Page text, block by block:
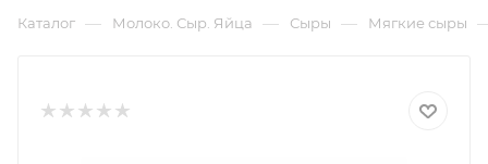
Каталог — Молоко. Сыр. Яйца — Сыры — Мягкие сыры